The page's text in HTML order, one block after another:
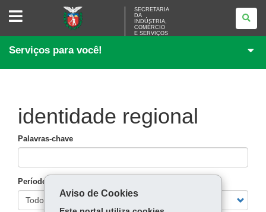
SECRETARIA
INDÚSTRIA,
COMÉRCIO
SERVIÇOS
SECRETARIA
DA
INDÚSTRIA,
COMÉRCIO
E SERVIÇOS
Serviços para você!
identidade regional
Palavras-chave
Período
Aviso de Cookies